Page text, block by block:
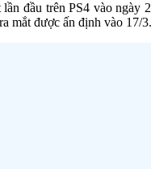
đầu trên PS4 vào
mắt được ấn định vào 17/3.